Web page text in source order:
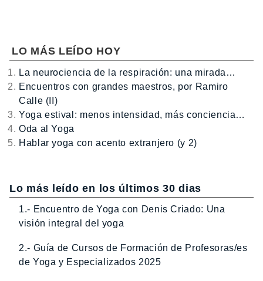
LO MÁS LEÍDO HOY
La neurociencia de la respiración: una mirada…
Encuentros con grandes maestros, por Ramiro
Calle (II)
Yoga estival: menos intensidad, más conciencia…
Oda al Yoga
Hablar yoga con acento extranjero (y 2)
Lo más leído en los últimos 30 dias
1.- Encuentro de Yoga con Denis Criado: Una
visión integral del yoga
2.- Guía de Cursos de Formación de Profesoras/es
de Yoga y Especializados 2025